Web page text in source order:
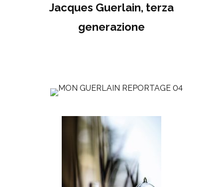
Jacques Guerlain, terza
generazione